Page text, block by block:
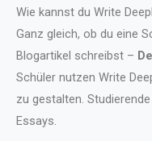
Wie kannst du Write
Ganz gleich, ob du eine
Blogartikel schreibst –
Schüler nutzen Write
zu gestalten.
Essays.